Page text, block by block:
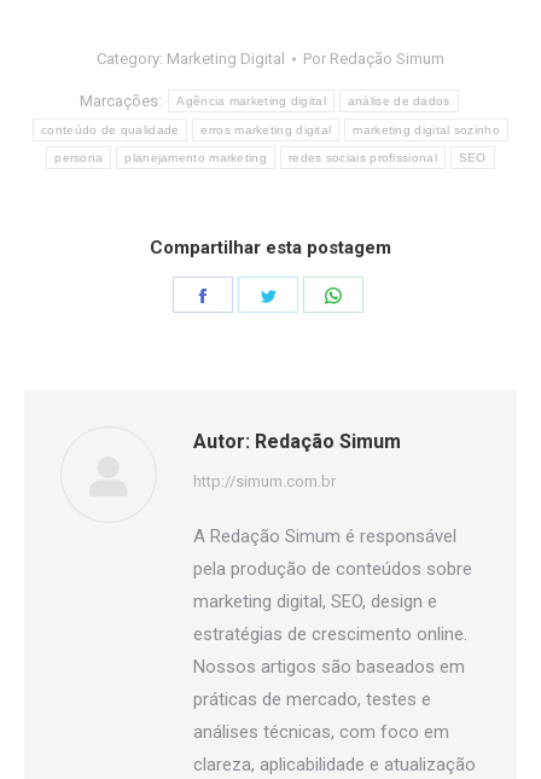
Category: Marketing Digital Por Redação Simum
Marcações: Agência marketing digital análise de dados
conteúdo de qualidade erros marketing digital marketing digital sozinho
persona planejamento marketing redes sociais profissional SEO
Compartilhar esta postagem
Autor: Redação Simum
http://simum.com.br
A Redação Simum é responsável
pela produção de conteúdos sobre
marketing digital, SEO, design e
estratégias de crescimento online.
Nossos artigos são baseados em
práticas de mercado, testes e
análises técnicas, com foco em
clareza, aplicabilidade e atualização